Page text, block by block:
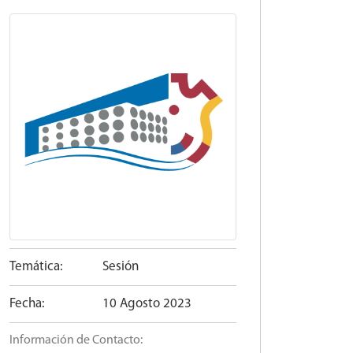
Temática: Sesión
Fecha: 10 Agosto 2023
Información de Contacto: